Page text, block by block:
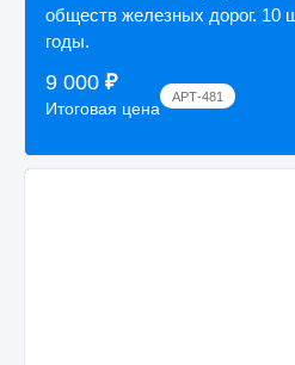
обществ железных дорог. 10
годы.
9 000 ₽
Итоговая цена
АРТ-481